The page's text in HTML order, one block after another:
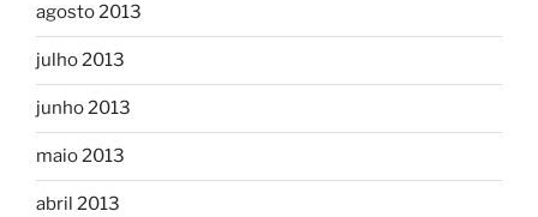
agosto 2013
julho 2013
junho 2013
maio 2013
abril 2013